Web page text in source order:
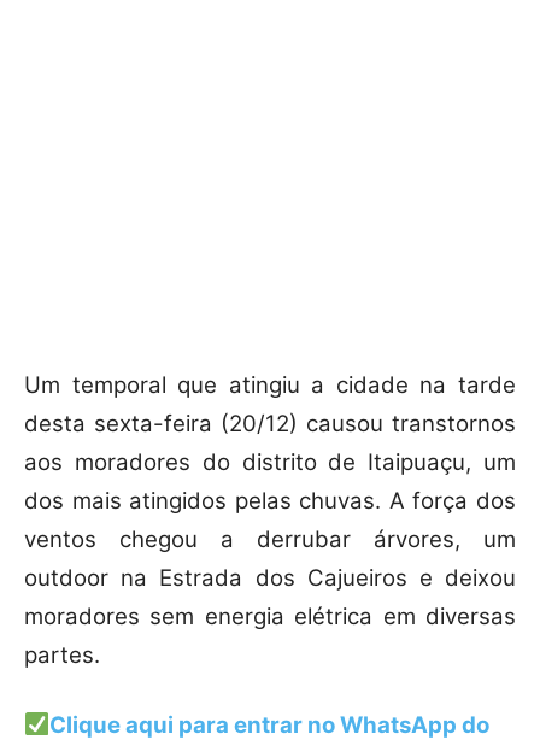
Um temporal que atingiu a cidade na tarde
desta sexta-feira (20/12) causou transtornos
aos moradores do distrito de Itaipuaçu, um
dos mais atingidos pelas chuvas. A força dos
ventos chegou a derrubar árvores, um
outdoor na Estrada dos Cajueiros e deixou
moradores sem energia elétrica em diversas
partes.
Clique aqui para entrar noWhatsApp do